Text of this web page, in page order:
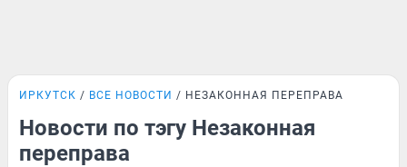
ИРКУТСК ВСЕ НОВОСТИ НЕЗАКОННАЯ ПЕРЕПРАВА
Новости по тэгу Незаконная
переправа